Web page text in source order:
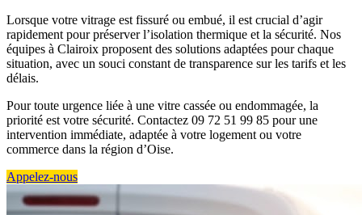
Lorsque votre vitrage est fissuré ou embué, il est crucial d’agir
rapidement pour préserver l’isolation thermique et la sécurité. Nos
équipes à Clairoix proposent des solutions adaptées pour chaque
situation, avec un souci constant de transparence sur les tarifs et les
délais.
Pour toute urgence liée à une vitre cassée ou endommagée, la
priorité est votre sécurité. Contactez 09 72 51 99 85 pour une
intervention immédiate, adaptée à votre logement ou votre
commerce dans la région d’Oise.
Appelez-nous